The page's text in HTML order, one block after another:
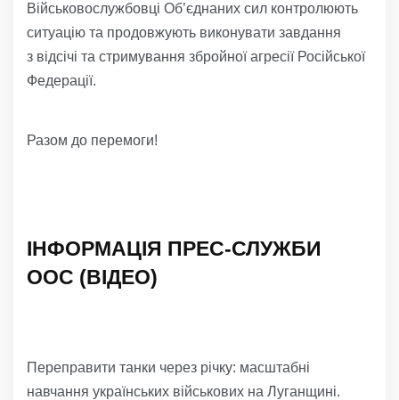
Військовослужбовці Об’єднаних сил контролюють
ситуацію та продовжують виконувати завдання
з відсічі та стримування збройної агресії Російської
Федерації.
Разом до перемоги!
ІНФОРМАЦІЯ ПРЕС-СЛУЖБИ
ООС (ВІДЕО)
Переправити танки через річку: масштабні
навчання українських військових на Луганщині.